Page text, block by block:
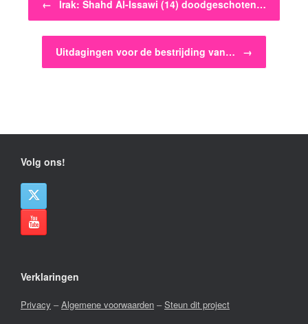
← Irak: Shahd Al-Issawi (14) doodgeschoten…
Uitdagingen voor de bestrijding van… →
Volg ons!
Verklaringen
Privacy –Algemene voorwaarden –Steun dit project